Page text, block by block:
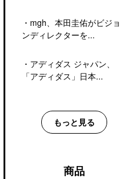
・ mgh、本田圭佑がビジョ
ンディレクターを...
・ アディダス ジャパン、
「アディダス」日本...
もっと見る
商品